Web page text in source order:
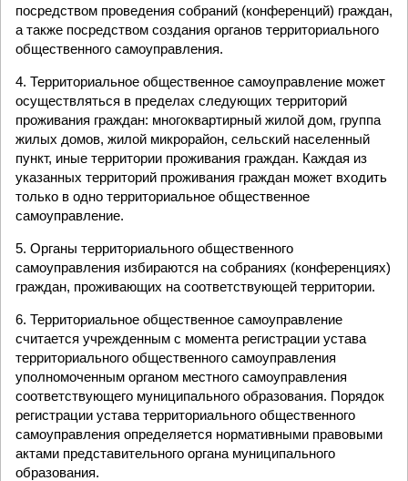
посредством проведения собраний (конференций) граждан,
а также посредством создания органов территориального
общественного самоуправления.
4. Территориальное общественное самоуправление может
осуществляться в пределах следующих территорий
проживания граждан: многоквартирный жилой дом, группа
жилых домов, жилой микрорайон, сельский населенный
пункт, иные территории проживания граждан. Каждая из
указанных территорий проживания граждан может входить
только в одно территориальное общественное
самоуправление.
5. Органы территориального общественного
самоуправления избираются на собраниях (конференциях)
граждан, проживающих на соответствующей территории.
6. Территориальное общественное самоуправление
считается учрежденным с момента регистрации устава
территориального общественного самоуправления
уполномоченным органом местного самоуправления
соответствующего муниципального образования. Порядок
регистрации устава территориального общественного
самоуправления определяется нормативными правовыми
актами представительного органа муниципального
образования.